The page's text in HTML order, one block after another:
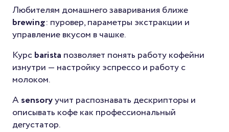
Любителям домашнего заваривания ближе
brewing: пуровер, параметры экстракции и
управление вкусом в чашке.
Курсbarista позволяет понять работу кофейни
изнутри — настройку эспрессо и работу с
молоком.
Аsensoryучит распознавать дескрипторы и
описывать кофе как профессиональный
дегустатор.